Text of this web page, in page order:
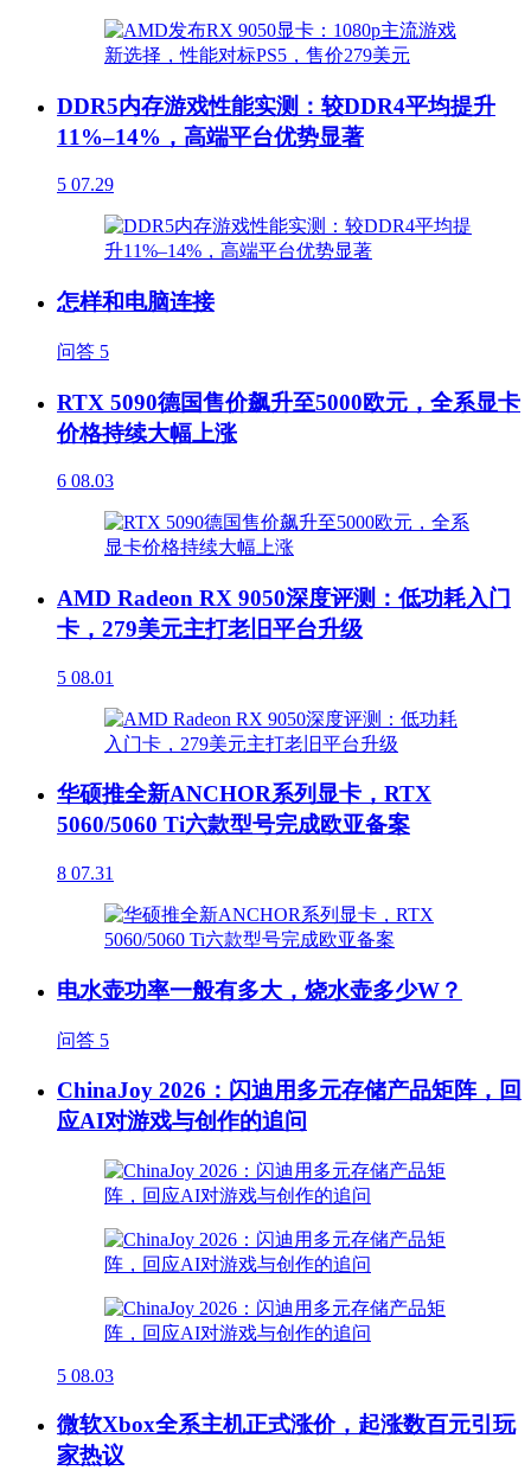
DDR5内存游戏性能实测：较DDR4平均提升
11%–14%，高端平台优势显著
5 07.29
怎样和电脑连接
问答 5
RTX 5090德国售价飙升至5000欧元，全系显卡
价格持续大幅上涨
6 08.03
AMD Radeon RX 9050深度评测：低功耗入门
卡，279美元主打老旧平台升级
5 08.01
华硕推全新ANCHOR系列显卡，RTX
5060/5060 Ti六款型号完成欧亚备案
8 07.31
电水壶功率一般有多大，烧水壶多少W？
问答 5
ChinaJoy 2026：闪迪用多元存储产品矩阵，回
应AI对游戏与创作的追问
5 08.03
微软Xbox全系主机正式涨价，起涨数百元引玩
家热议